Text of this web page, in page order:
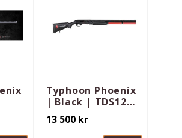
Typhoon Phoenix
| Black | TDS12
PRO
13 500kr